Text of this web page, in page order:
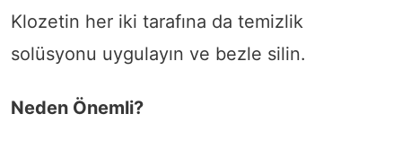
Klozetin her iki tarafına da temizlik
solüsyonu uygulayın ve bezle silin.
Neden Önemli?